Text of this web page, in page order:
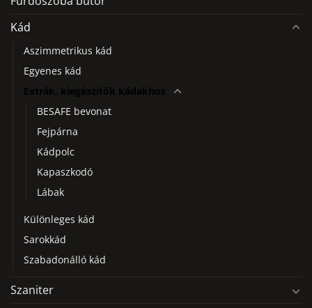
Kád
Aszimmetrikus kád
Egyenes kád
Extrák, kiegészítők kádakhoz
BESAFE bevonat
Fejpárna
Kádpolc
Kapaszkodó
Lábak
Különleges kád
Sarokkád
Szabadonálló kád
Szaniter